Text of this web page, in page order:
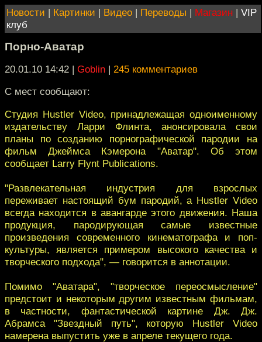
Новости | Картинки | Видео | Переводы | Магазин | VIP
клуб
Порно-Аватар
20.01.10 14:42 | Goblin | 245 комментариев
С мест сообщают:
Студия Hustler Video, принадлежащая одноименному
издательству Ларри Флинта, анонсировала свои
планы по созданию порнографической пародии на
фильм Джеймса Кэмерона "Аватар". Об этом
сообщает Larry Flynt Publications.
"Развлекательная индустрия для взрослых
переживает настоящий бум пародий, а Hustler Video
всегда находится в авангарде этого движения. Наша
продукция, пародирующая самые известные
произведения современного кинематографа и поп-
культуры, является примером высокого качества и
творческого подхода", — говорится в аннотации.
Помимо "Аватара", "творческое переосмысление"
предстоит и некоторым другим известным фильмам,
в частности, фантастической картине Дж. Дж.
Абрамса "Звездный путь", которую Hustler Video
намерена выпустить уже в апреле текущего года.